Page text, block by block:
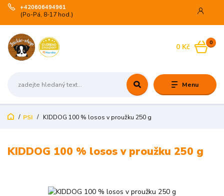
Menu
+420606494961
(Po-Pá, 8-17 hod.)
0
0 Kč
PSI KIDDOG 100 % losos v proužku 250 g
KIDDOG 100 % losos v proužku 250 g